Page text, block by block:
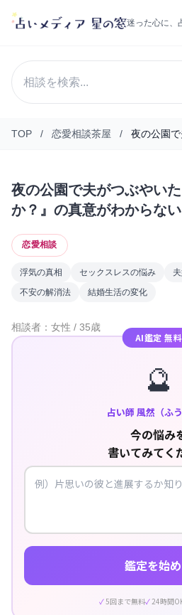
迷った心に、
TOP / 恋愛相談茶屋 / 夜の公園で
夜の公園で夫がつぶやい
か？』の真意がわからない
恋愛相談
浮気の真相 セックスレスの悩み
不安の解消法
結婚生活の変化
相談者：女性 / 35歳
AI鑑定 無料
🔮
占い師 風然（ふう
今の悩み
書いてみてく
鑑定を始
5回まで無料 24時間